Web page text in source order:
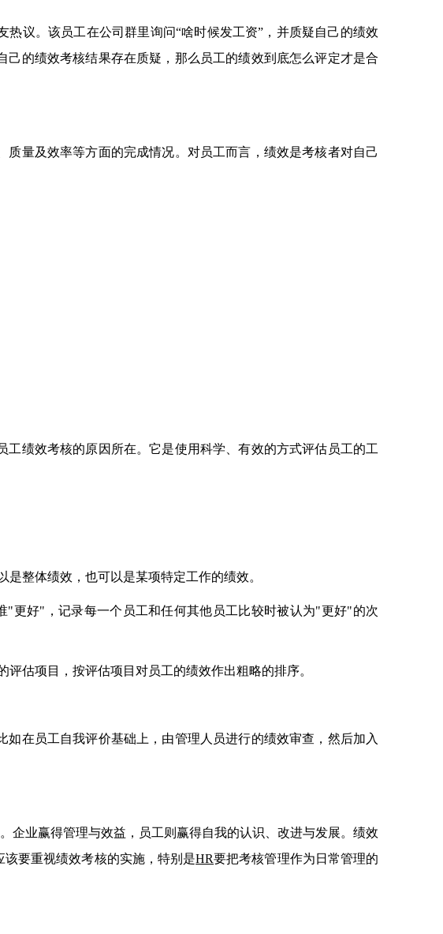
议。该员工在公司群里询问“啥时候发工资”，并质疑自己的绩效
的绩效考核结果存在质疑，那么员工的绩效到底怎么评定才是合
量及效率等方面的完成情况。对员工而言，绩效是考核者对自己
绩效考核的原因所在。它是使用科学、有效的方式评估员工的工
整体绩效，也可以是某项特定工作的绩效。
更好"，记录每一个员工和任何其他员工比较时被认为"更好"的次
估项目，按评估项目对员工的绩效作出粗略的排序。
在员工自我评价基础上，由管理人员进行的绩效审查，然后加入
企业赢得管理与效益，员工则赢得自我的认识、改进与发展。绩效
要重视绩效考核的实施，特别是HR要把考核管理作为日常管理的